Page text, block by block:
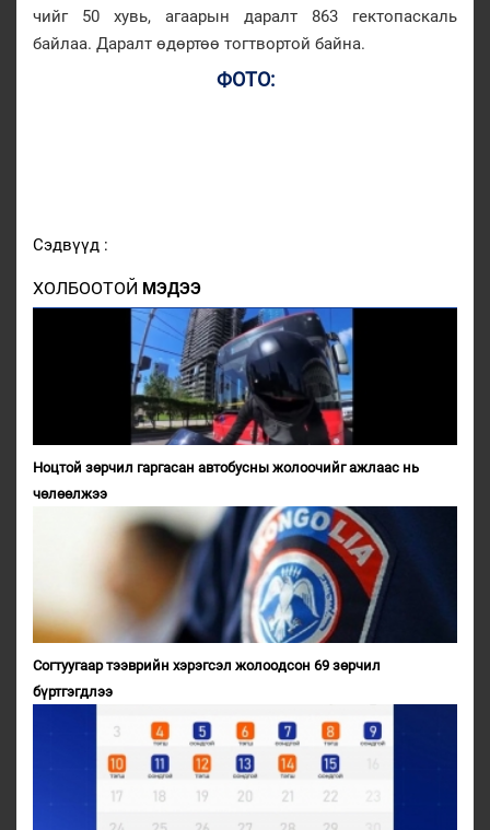
чийг 50 хувь, агаарын даралт 863 гектопаскаль
байлаа. Даралт өдөртөө тогтвортой байна.
ФОТО:
Сэдвүүд :
ХОЛБООТОЙ МЭДЭЭ
Ноцтой зөрчил гаргасан автобусны жолоочийг ажлаас нь
чөлөөлжээ
Согтуугаар тээврийн хэрэгсэл жолоодсон 69 зөрчил
бүртгэгдлээ